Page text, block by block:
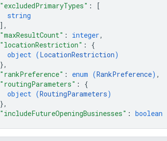
"excludedPrimaryTypes" :
[
string
] ,
"maxResultCount" : integer,
"locationRestriction" : {
object (LocationRestriction)
},
"rankPreference" : enum (RankPreference) ,
"routingParameters" : {
object (RoutingParameters)
},
"includeFutureOpeningBusinesses" : boolean